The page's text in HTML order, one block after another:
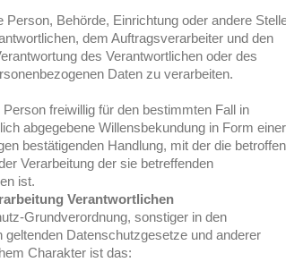
Behörde, Einrichtung oder andere
dem Auftragsverarbeiter und den
des Verantwortlichen oder des
Daten zu verarbeiten.
freiwillig für den bestimmten Fall in
abgegebene Willensbekundung in Form einer
bestätigenden Handlung, mit der die
Verarbeitung der sie betreffenden
ist.
Verantwortlichen
Grundverordnung, sonstiger in den
Datenschutzgesetze und anderer
Charakter ist das: